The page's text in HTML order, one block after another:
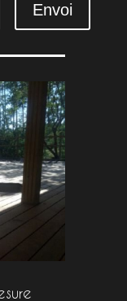
Envoi